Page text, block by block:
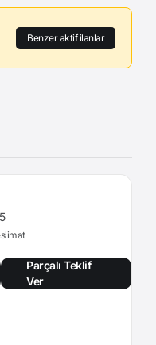
Benzer aktif ilanlar
Parçalı Teklif
Ver